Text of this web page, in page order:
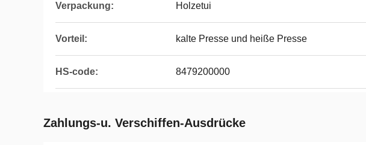
Verpackung: Holzetui
Vorteil: kalte Presse und heiße Presse
HS-code: 8479200000
Zahlungs-u. Verschiffen-Ausdrücke